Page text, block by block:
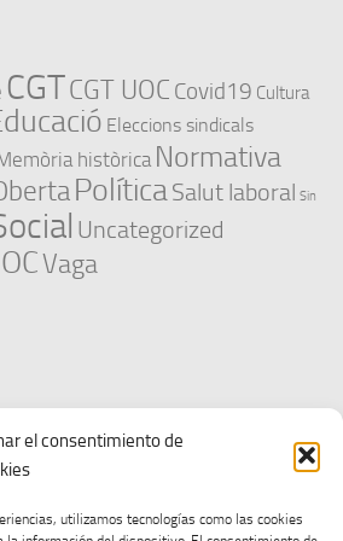
el consentimiento de
utilizamos tecnologías como las cookies
CGTCGT UOC Covid19 Cultura
Eleccions sindicals
històrica Normativa
PolíticaSalut laboral Sin
Uncategorized
Vaga